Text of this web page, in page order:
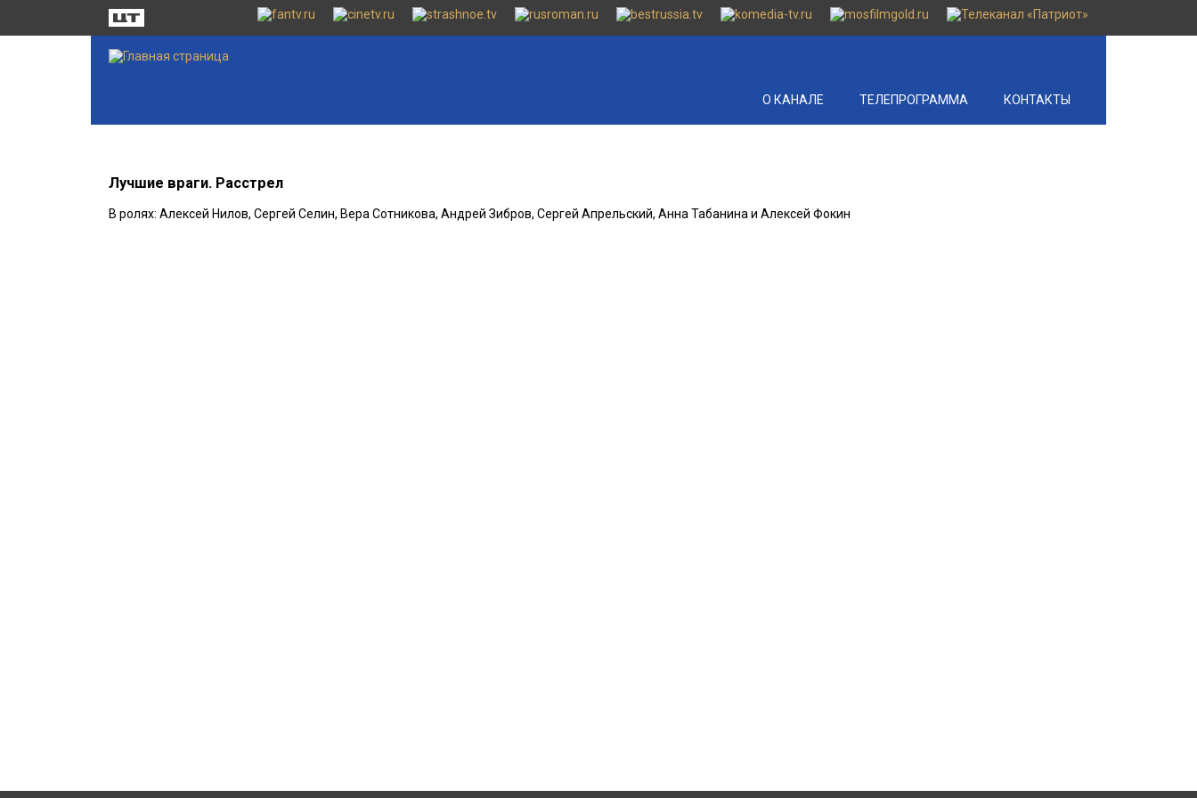
О КАНАЛЕ ТЕЛЕПРОГРАММА КОНТАКТЫ
Лучшие враги. Расстрел
В ролях: Алексей Нилов, Сергей Селин, Вера Сотникова, Андрей Зибров, Сергей Апрельский, Анна Табанина и Алексей Фокин